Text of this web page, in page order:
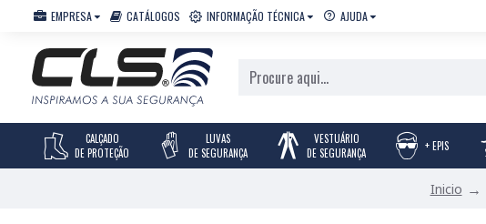
EMPRESA CATÁLOGOS INFORMAÇÃO TÉCNICA AJUDA
CALÇADO
DE PROTEÇÃO
LUVAS
DE SEGURANÇA
VESTUÁRIO
DE SEGURANÇA
+ EPIS
Inicio